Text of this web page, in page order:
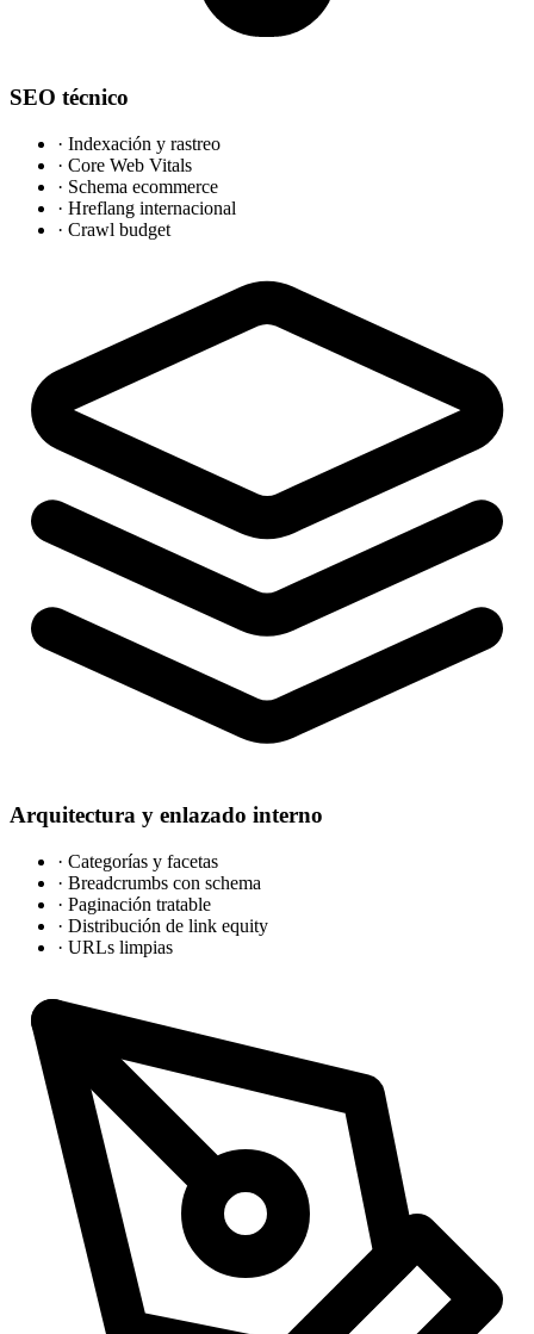
SEO técnico
· Indexación y rastreo
· Core Web Vitals
· Schema ecommerce
· Hreflang internacional
· Crawl budget
Arquitectura y enlazado interno
· Categorías y facetas
· Breadcrumbs con schema
· Paginación tratable
· Distribución de link equity
· URLs limpias